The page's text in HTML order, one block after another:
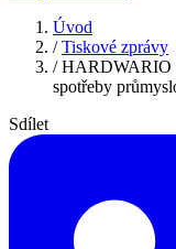
Úvod
/ Tiskové zprávy
/ HARDWARIO
spotřeby
Sdílet